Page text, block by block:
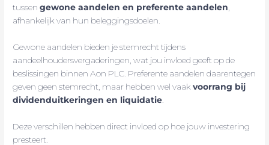
tussengewone aandelen en preferente aandelen
afhankelijk van hun beleggingsdoelen.
Gewone aandelen bieden je stemrecht tijdens
aandeelhoudersvergaderingen, wat jou invloed geeft op de
beslissingen binnen Aon PLC. Preferente aandelen daarentegen
geven geen stemrecht, maar hebben wel vaakvoorrang bij
dividenduitkeringen en liquidatie
Deze verschillen hebben direct invloed op hoe jouw investering
presteert.